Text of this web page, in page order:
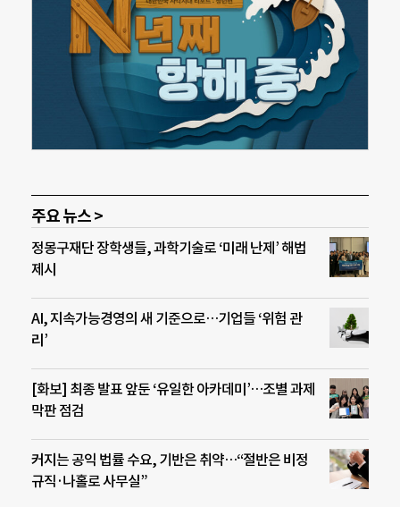
주요 뉴스 >
정몽구재단 장학생들, 과학기술로 ‘미래 난제’ 해법
제시
AI, 지속가능경영의 새 기준으로…기업들 ‘위험 관
리’
[화보] 최종 발표 앞둔 ‘유일한 아카데미’…조별 과제
막판 점검
커지는 공익 법률 수요, 기반은 취약…“절반은 비정
규직·나홀로 사무실”